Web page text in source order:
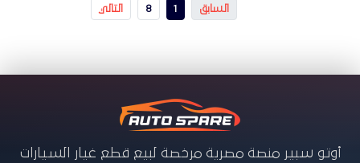
السابق 1
8 التالي
أوتو سبير منصة مصرية مرخصة لبيع قطع غيار السيارات